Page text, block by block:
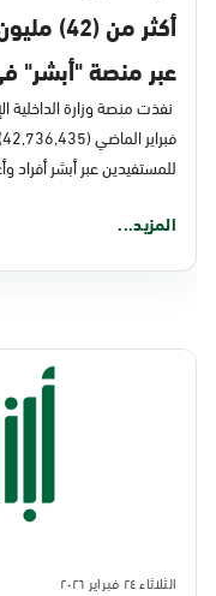
أكثر من
عبر منصة "أبشر" في
نفذت منصة وزارة الداخلية
للمستفيدين عبر أبشر أفراد
المزيد...
الثلاثاء ٢٤ فبراير ٢٠٢٦